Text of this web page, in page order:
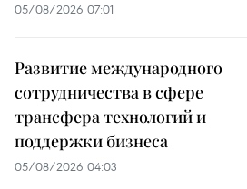
05/08/2026 07:01
Развитие международного
сотрудничества в сфере
трансфера технологий и
поддержки бизнеса
05/08/2026 04:03